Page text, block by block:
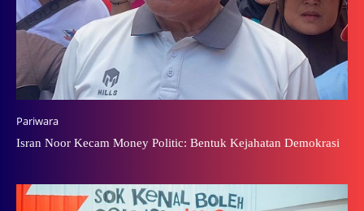
Pariwara
Isran Noor Kecam Money Politic: Bentuk Kejahatan Demokrasi